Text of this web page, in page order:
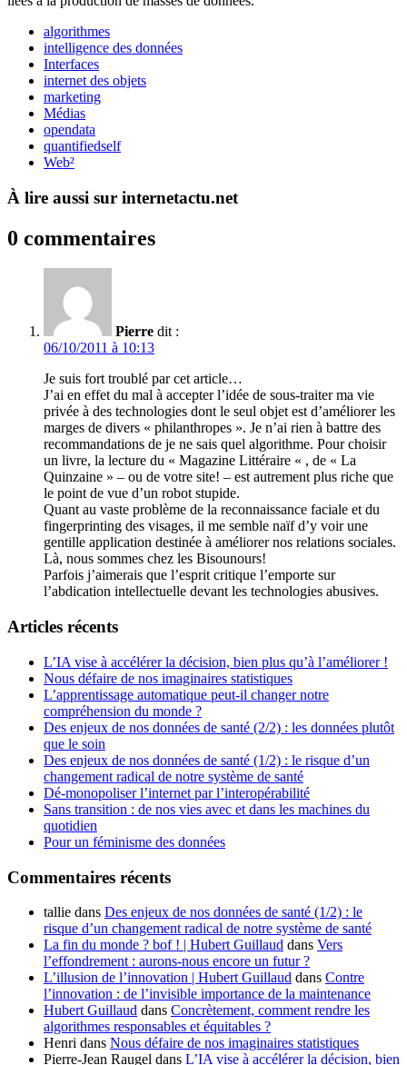
algorithmes
intelligence des données
Interfaces
internet des objets
marketing
Médias
opendata
quantifiedself
Web²
À lire aussi sur internetactu.net
0 commentaires
Pierre dit :
06/10/2011 à 10:13
Je suis fort troublé par cet article…
J’ai en effet du mal à accepter l’idée de sous-traiter ma vie
privée à des technologies dont le seul objet est d’améliorer les
marges de divers « philanthropes ». Je n’ai rien à battre des
recommandations de je ne sais quel algorithme. Pour choisir
un livre, la lecture du « Magazine Littéraire « , de « La
Quinzaine » – ou de votre site! – est autrement plus riche que
le point de vue d’un robot stupide.
Quant au vaste problème de la reconnaissance faciale et du
fingerprinting des visages, il me semble naïf d’y voir une
gentille application destinée à améliorer nos relations sociales.
Là, nous sommes chez les Bisounours!
Parfois j’aimerais que l’esprit critique l’emporte sur
l’abdication intellectuelle devant les technologies abusives.
Articles récents
L’IA vise à accélérer la décision, bien plus qu’à l’améliorer !
Nous défaire de nos imaginaires statistiques
L’apprentissage automatique peut-il changer notre
compréhension du monde ?
Des enjeux de nos données de santé (2/2) : les données plutôt
que le soin
Des enjeux de nos données de santé (1/2) : le risque d’un
changement radical de notre système de santé
Dé-monopoliser l’internet par l’interopérabilité
Sans transition : de nos vies avec et dans les machines du
quotidien
Pour un féminisme des données
Commentaires récents
tallie dans Des enjeux de nos données de santé (1/2) : le
risque d’un changement radical de notre système de santé
La fin du monde ? bof ! | Hubert Guillaud dans Vers
l’effondrement : aurons-nous encore un futur ?
L’illusion de l’innovation | Hubert Guillaud dans Contre
l’innovation : de l’invisible importance de la maintenance
Hubert Guillaud dans Concrètement, comment rendre les
algorithmes responsables et équitables ?
Henri dans Nous défaire de nos imaginaires statistiques
Pierre-Jean Raugel dans L’IA vise à accélérer la décision, bien